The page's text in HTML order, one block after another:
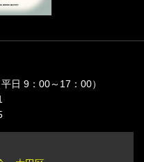
日 9：00～17：00）